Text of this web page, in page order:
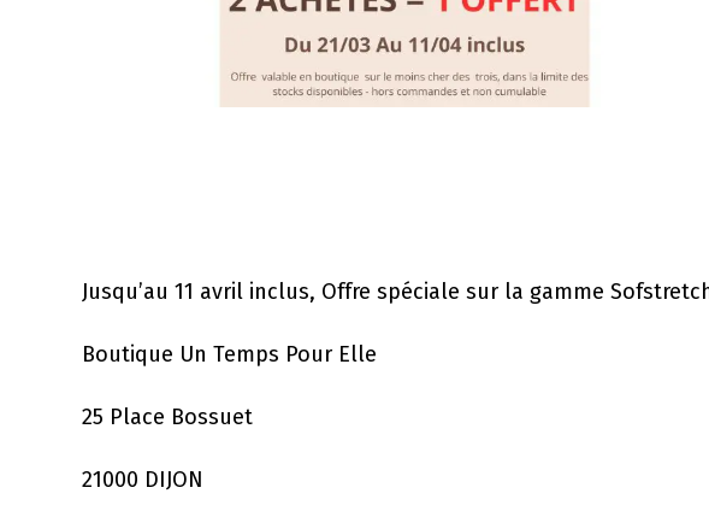
Jusqu’au 11 avril inclus, Offre spéciale sur la gamme
Boutique Un Temps Pour Elle
25 Place Bossuet
21000 DIJON